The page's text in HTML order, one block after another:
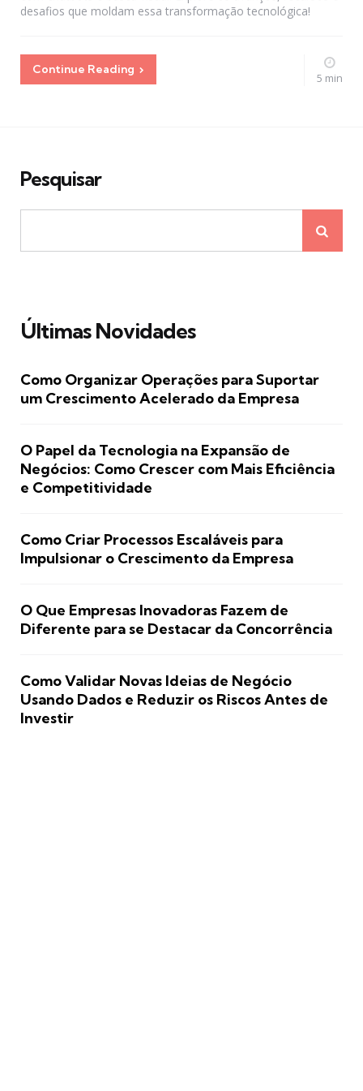
desafios que moldam essa transformação tecnológica!
Continue Reading
5 min
Pesquisar
Últimas Novidades
Como Organizar Operações para Suportar
um Crescimento Acelerado da Empresa
O Papel da Tecnologia na Expansão de
Negócios: Como Crescer com Mais Eficiência
e Competitividade
Como Criar Processos Escaláveis para
Impulsionar o Crescimento da Empresa
O Que Empresas Inovadoras Fazem de
Diferente para se Destacar da Concorrência
Como Validar Novas Ideias de Negócio
Usando Dados e Reduzir os Riscos Antes de
Investir